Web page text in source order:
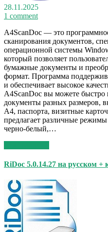
28.11.2025
1 comment
A4ScanDoc — это
сканирования документов,
операционной системы
который позволяет
бумажные документы и
формат. Программа
и обеспечивает высокое
A4ScanDoc вы можете быстро
документы разных размеров,
A4, паспорта, визитные
предлагает различные
черно-белый,…
RiDoc 5.0.14.27 на русском +